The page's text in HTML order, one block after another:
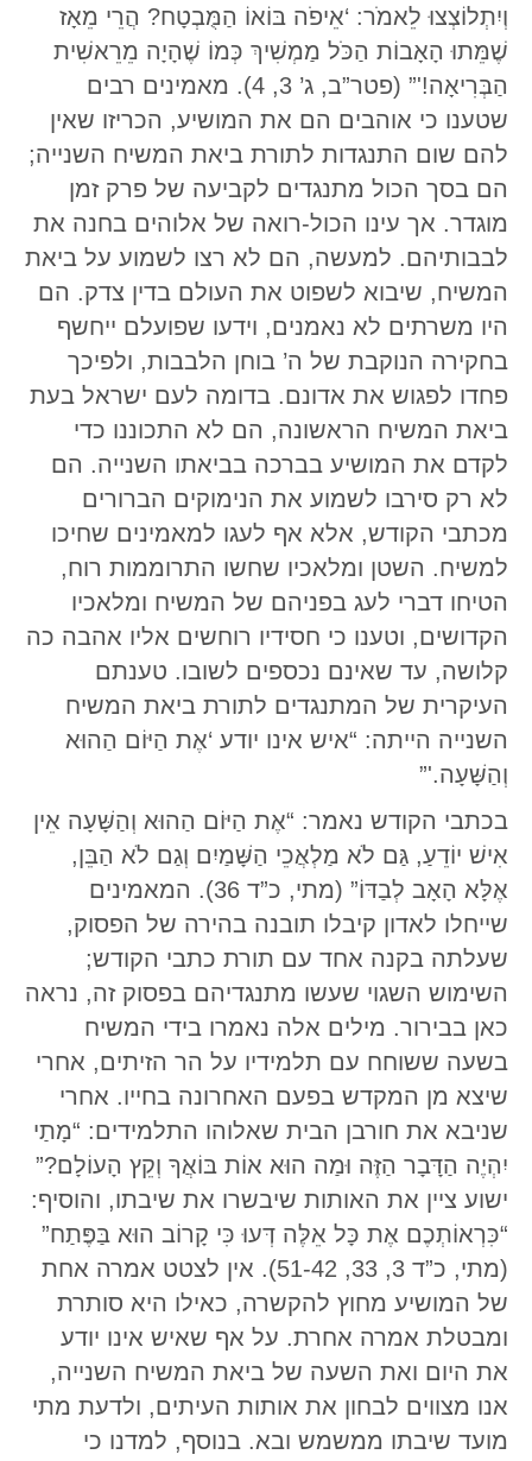
וְיִתְלוֹצְצוּ לֵאמֹר: ‘אֵיפֹה בּוֹאוֹ הַמֻּבְטָח? הֲרֵי מֵאָז
שֶׁמֵּתוּ הָאָבוֹת הַכֹּל מַמְשִׁיךְ כְּמוֹ שֶׁהָיָה מֵרֵאשִׁית
הַבְּרִיאָה!'” (פטר”ב, ג’ 3, 4). מאמינים רבים
שטענו כי אוהבים הם את המושיע, הכריזו שאין
להם שום התנגדות לתורת ביאת המשיח השנייה;
הם בסך הכול מתנגדים לקביעה של פרק זמן
מוגדר. אך עינו הכול-רואה של אלוהים בחנה את
לבבותיהם. למעשה, הם לא רצו לשמוע על ביאת
המשיח, שיבוא לשפוט את העולם בדין צדק. הם
היו משרתים לא נאמנים, וידעו שפועלם ייחשף
בחקירה הנוקבת של ה’ בוחן הלבבות, ולפיכך
פחדו לפגוש את אדונם. בדומה לעם ישראל בעת
ביאת המשיח הראשונה, הם לא התכוננו כדי
לקדם את המושיע בברכה בביאתו השנייה. הם
לא רק סירבו לשמוע את הנימוקים הברורים
מכתבי הקודש, אלא אף לעגו למאמינים שחיכו
למשיח. השטן ומלאכיו שחשו התרוממות רוח,
הטיחו דברי לעג בפניהם של המשיח ומלאכיו
הקדושים, וטענו כי חסידיו רוחשים אליו אהבה כה
קלושה, עד שאינם נכספים לשובו. טענתם
העיקרית של המתנגדים לתורת ביאת המשיח
השנייה הייתה: “איש אינו יודע ‘אֶת הַיּוֹם הַהוּא
וְהַשָּׁעָה.'”
בכתבי הקודש נאמר: “אֶת הַיּוֹם הַהוּא וְהַשָּׁעָה אֵין
אִישׁ יוֹדֵעַ, גַּם לֹא מַלְאֲכֵי הַשָּׁמַיִם וְגַם לֹא הַבֵּן,
אֶלָּא הָאָב לְבַדּוֹ” (מתי, כ”ד 36). המאמינים
שייחלו לאדון קיבלו תובנה בהירה של הפסוק,
שעלתה בקנה אחד עם תורת כתבי הקודש;
השימוש השגוי שעשו מתנגדיהם בפסוק זה, נראה
כאן בבירור. מילים אלה נאמרו בידי המשיח
בשעה ששוחח עם תלמידיו על הר הזיתים, אחרי
שיצא מן המקדש בפעם האחרונה בחייו. אחרי
שניבא את חורבן הבית שאלוהו התלמידים: “מָתַי
יִהְיֶה הַדָּבָר הַזֶּה וּמַה הוּא אוֹת בּוֹאֲךָ וְקֵץ הָעוֹלָם?”
ישוע ציין את האותות שיבשרו את שיבתו, והוסיף:
“כִּרְאוֹתְכֶם אֶת כָּל אֵלֶּה דְּעוּ כִּי קָרוֹב הוּא בַּפֶּתַח”
(מתי, כ”ד 3, 33, 51-42). אין לצטט אמרה אחת
של המושיע מחוץ להקשרה, כאילו היא סותרת
ומבטלת אמרה אחרת. על אף שאיש אינו יודע
את היום ואת השעה של ביאת המשיח השנייה,
אנו מצווים לבחון את אותות העיתים, ולדעת מתי
מועד שיבתו ממשמש ובא. בנוסף, למדנו כי